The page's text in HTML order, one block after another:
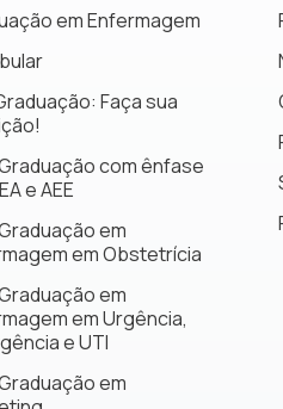
em Enfermagem
Faça sua
com ênfase
e AEE
em
em Obstetrícia
em
em Urgência,
e UTI
em